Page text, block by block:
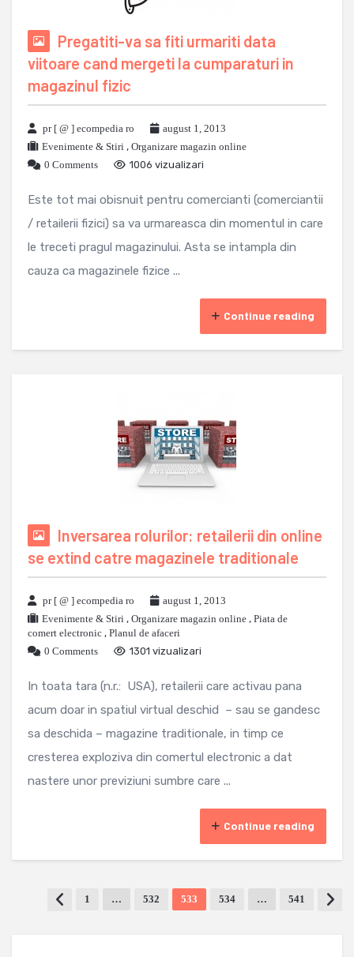
Pregatiti-va sa fiti urmariti data
viitoare cand mergeti la cumparaturi in
magazinul fizic
pr [ @ ] ecompedia ro
august 1, 2013
Evenimente & Stiri , Organizare magazin online
0 Comments
1006 vizualizari
Este tot mai obisnuit pentru comercianti (comerciantii
/ retailerii fizici) sa va urmareasca din momentul in care
le treceti pragul magazinului. Asta se intampla din
cauza ca magazinele fizice ...
Continue reading
Inversarea rolurilor: retailerii din online
se extind catre magazinele traditionale
pr [ @ ] ecompedia ro
august 1, 2013
Evenimente & Stiri , Organizare magazin online , Piata de
comert electronic , Planul de afaceri
0 Comments
1301 vizualizari
In toata tara (n.r.: USA), retailerii care activau pana
acum doar in spatiul virtual deschid – sau se gandesc
sa deschida – magazine traditionale, in timp ce
cresterea exploziva din comertul electronic a dat
nastere unor previziuni sumbre care ...
Continue reading
1 … 532 533 534 … 541